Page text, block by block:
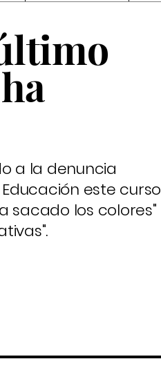
a la denuncia
este curso
sacado los colores"